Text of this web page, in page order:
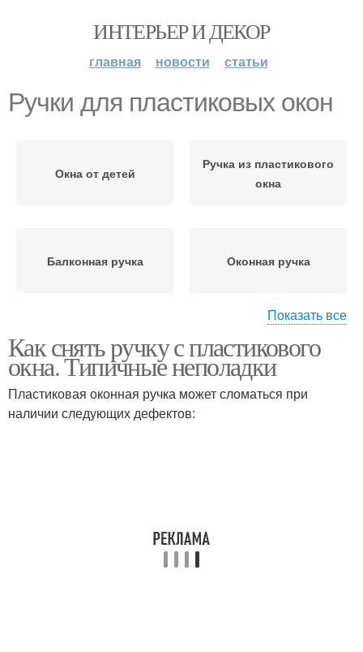
ИНТЕРЬЕР И ДЕКОР
главная новости статьи
Ручки для пластиковых окон
Окна от детей
Ручка из пластикового
окна
Балконная ручка Оконная ручка
двери
Окно без ручки
микропроветривание
Показать все
Как снять ручку с пластикового
окна. Типичные неполадки
Пластиковая оконная ручка может сломаться при
наличии следующих дефектов: